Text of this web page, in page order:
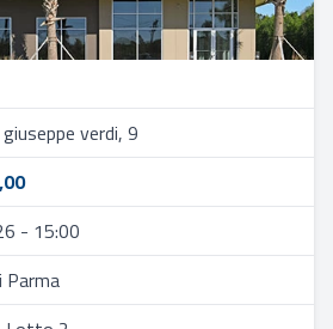
verdi, 9
- 15:00
Parma